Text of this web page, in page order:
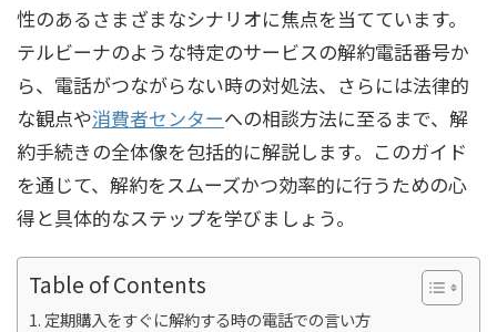
性のあるさまざまなシナリオに焦点を当てています。
テルビーナのような特定のサービスの解約電話番号か
ら、電話がつながらない時の対処法、さらには法律的
な観点や消費者センターへの相談方法に至るまで、解
約手続きの全体像を包括的に解説します。このガイド
を通じて、解約をスムーズかつ効率的に行うための心
得と具体的なステップを学びましょう。
Table of Contents
定期購入をすぐに解約する時の電話での言い方